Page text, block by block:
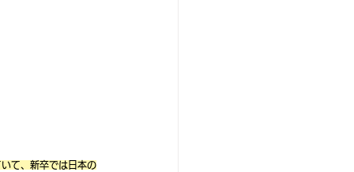
て、新卒では日本の